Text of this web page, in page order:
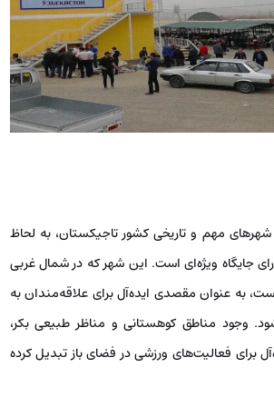
مهم و تاریخی کشور تاجیکستان، به لحاظ
جایگاه ویژه‌ای است. این شهر که در شمال غربی
به عنوان مقصدی ایده‌آل برای علاقه‌مندان به
وجود مناطق کوهستانی و مناظر طبیعی بکر،
برای فعالیت‌های ورزشی در فضای باز تبدیل کرده